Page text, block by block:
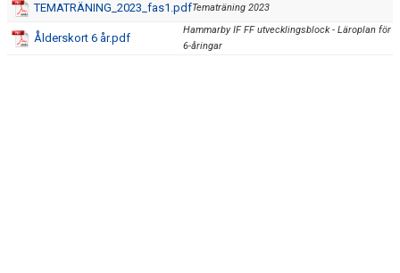
TEMATRÄNING_2023_fas1.pdfTematräning 2023
Ålderskort 6 år.pdf
Hammarby IF FF utvecklingsblock - Läroplan för
6-åringar